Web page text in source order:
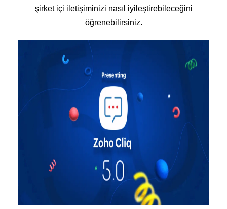
şirket içi iletişiminizi nasıl iyileştirebileceğini
öğrenebilirsiniz.